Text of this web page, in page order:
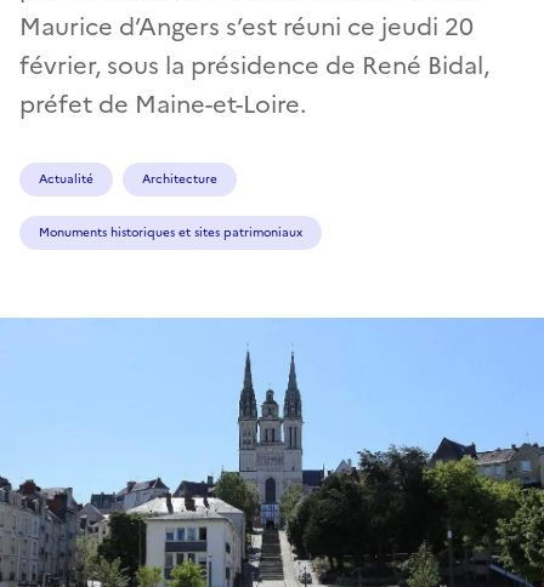
Maurice d’Angers s’est réuni ce jeudi 20
février, sous la présidence de René Bidal,
préfet de Maine-et-Loire.
Actualité Architecture
Monuments historiques et sites patrimoniaux